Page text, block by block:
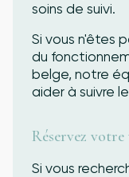
soins de suivi.
Si vous n'êtes
du
belge, notre
aider à suivre
Réservez
Si vous